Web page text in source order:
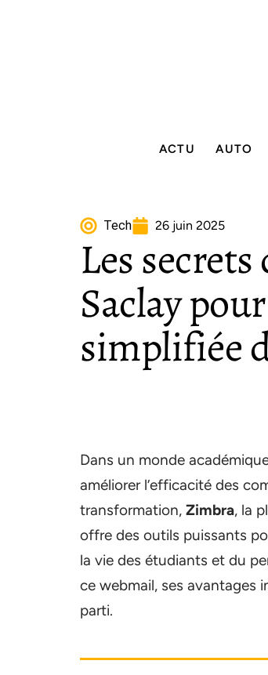
ACTU AUTO
Tech 26 juin 2025
Les
Saclay
simplifiée
Dans un monde
améliorer l’efficacité des
transformation, Zimbra, la
offre des outils puissants
la vie des étudiants et du
ce webmail, ses avantages
parti.